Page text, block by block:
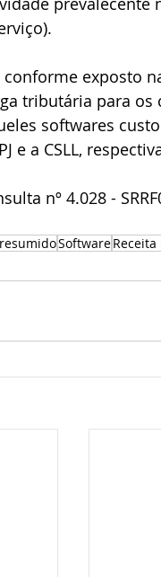
exposto
tributária para
softwares
e a CSLL,
nº 4.028 -
SoftwareReceita